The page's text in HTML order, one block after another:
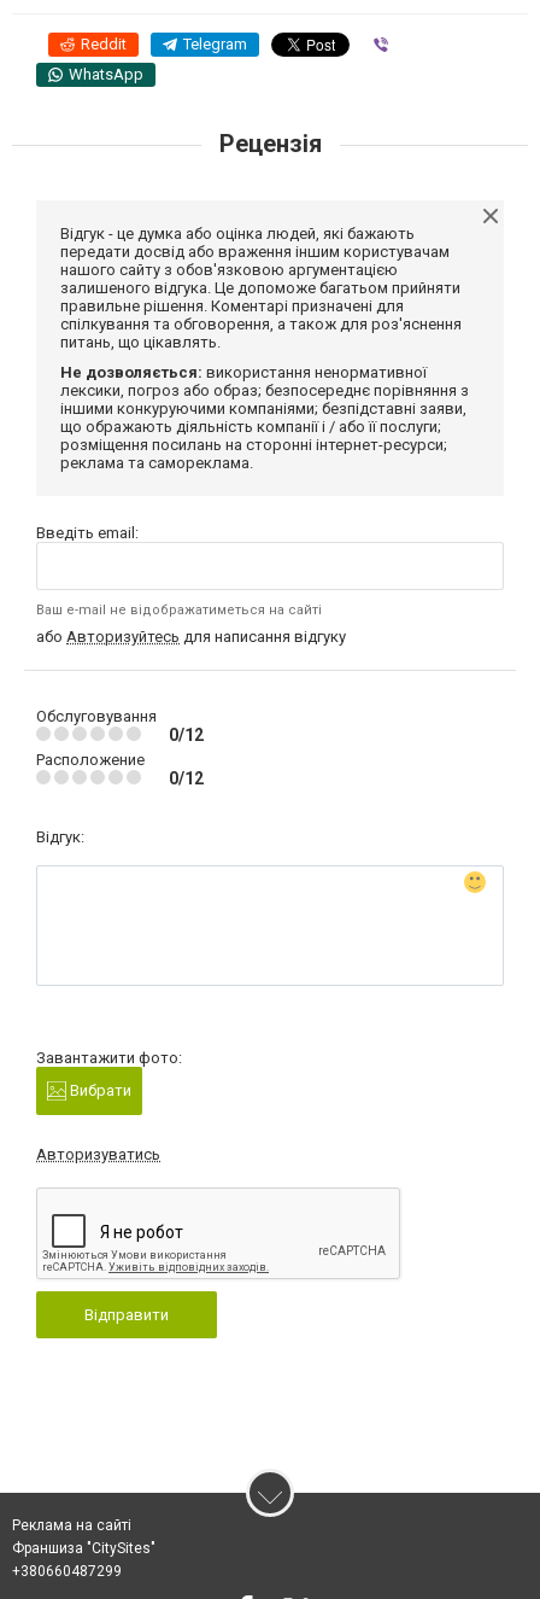
Reddit Telegram
WhatsApp
Рецензія
Відгук - це думка або оцінка людей, які бажають
передати досвід або враження іншим користувачам
нашого сайту з обов'язковою аргументацією
залишеного відгука. Це допоможе багатьом прийняти
правильне рішення. Коментарі призначені для
спілкування та обговорення, а також для роз'яснення
питань, що цікавлять.
Не дозволяється: використання ненормативної
лексики, погроз або образ; безпосереднє порівняння з
іншими конкуруючими компаніями; безпідставні заяви,
що ображають діяльність компанії і / або її послуги;
розміщення посилань на сторонні інтернет-ресурси;
реклама та самореклама.
Введіть email:
Ваш e-mail не відображатиметься на сайті
або Авторизуйтесь для написання відгуку
Обслуговування
0/12
Расположение
0/12
Відгук:
Завантажити фото:
Вибрати
Авторизуватись
Відправити
Реклама на сайті
Франшиза "CitySites"
+380660487299